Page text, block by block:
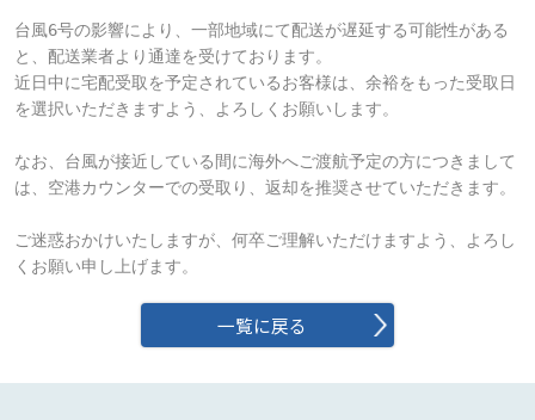
台風6号の影響により、一部地域にて配送が遅延する可能性がある
と、配送業者より通達を受けております。
近日中に宅配受取を予定されているお客様は、余裕をもった受取日
を選択いただきますよう、よろしくお願いします。
なお、台風が接近している間に海外へご渡航予定の方につきまして
は、空港カウンターでの受取り、返却を推奨させていただきます。
ご迷惑おかけいたしますが、何卒ご理解いただけますよう、よろし
くお願い申し上げます。
一覧に戻る